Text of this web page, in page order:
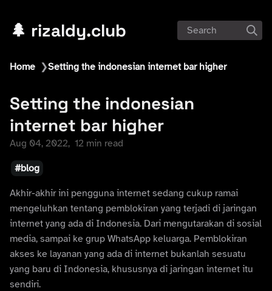
🌲 rizaldy.club Search
Home ❯Setting the indonesian internet bar higher
Setting the indonesian
internet bar higher
Aug 04, 2022 12 min read
blog
Akhir-akhir ini pengguna internet sedang cukup ramai
mengeluhkan tentang pemblokiran yang terjadi di jaringan
internet yang ada di Indonesia. Dari mengutarakan di sosial
media, sampai ke grup WhatsApp keluarga. Pemblokiran
akses ke layanan yang ada di internet bukanlah sesuatu
yang baru di Indonesia, khususnya di jaringan internet itu
sendiri.